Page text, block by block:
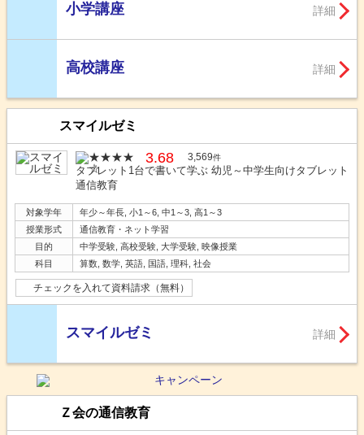
小学講座 詳細
高校講座 詳細
スマイルゼミ
3.68 3,569件
タブレット1台で書いて学ぶ 幼児～中学生向けタブレット
通信教育
対象学年
年少～年長, 小1～6, 中1～3, 高1～3
授業形式
通信教育・ネット学習
目的
中学受験, 高校受験, 大学受験, 映像授業
科目
算数, 数学, 英語, 国語, 理科, 社会
チェックを入れて資料請求（無料）
スマイルゼミ 詳細
Ｚ会の通信教育